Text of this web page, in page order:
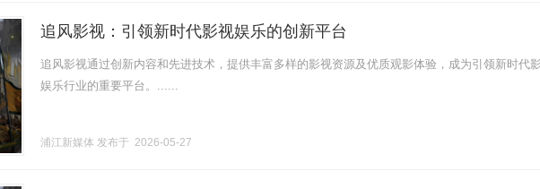
追风影视：引领新时代影视娱乐的创新平台
追风影视通过创新内容和先进技术，提供丰富多样的影视资源及优质观影体验，成为引领新时代
娱乐行业的重要平台。......
浦江新媒体 发布于 2026-05-27